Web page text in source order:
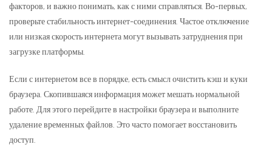
факторов, и важно понимать, как с ними справляться. Во-первых,
проверьте стабильность интернет-соединения. Частое отключение
или низкая скорость интернета могут вызывать затруднения при
загрузке платформы.
Если с интернетом все в порядке, есть смысл очистить кэш и куки
браузера. Скопившаяся информация может мешать нормальной
работе. Для этого перейдите в настройки браузера и выполните
удаление временных файлов. Это часто помогает восстановить
доступ.